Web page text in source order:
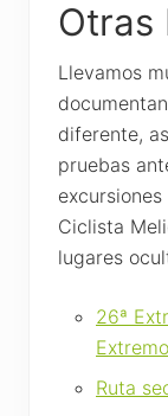
Otras
Llevamos
diferente,
pruebas
Ciclista
lugares
26ª
Ruta